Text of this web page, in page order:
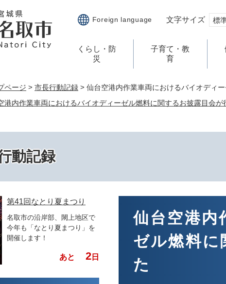
Foreign language 文字サイズ 標
くらし・防
災
子育て・教
育
ページ > 市長行動記録 > 仙台空港内作業車両におけるバイオディ
港内作業車両におけるバイオディーゼル燃料に関するお披露目会が
動記録
仙台空港内
ゼル燃料に
た
第41回なとり夏まつり
名取市の沿岸部、閖上地区で
今年も「なとり夏まつり」を
開催します！
あと 2 日